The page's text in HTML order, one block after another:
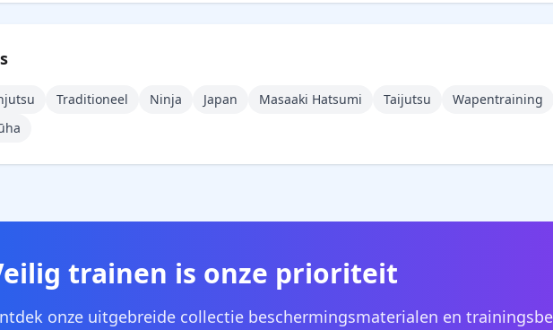
Traditioneel Ninja Japan Masaaki Hatsumi Taijutsu
Wapentraining
trainen is onze prioriteit
onze uitgebreide collectie beschermingsmaterialen en